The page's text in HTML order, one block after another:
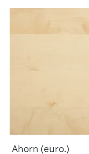
Ahorn (euro.)